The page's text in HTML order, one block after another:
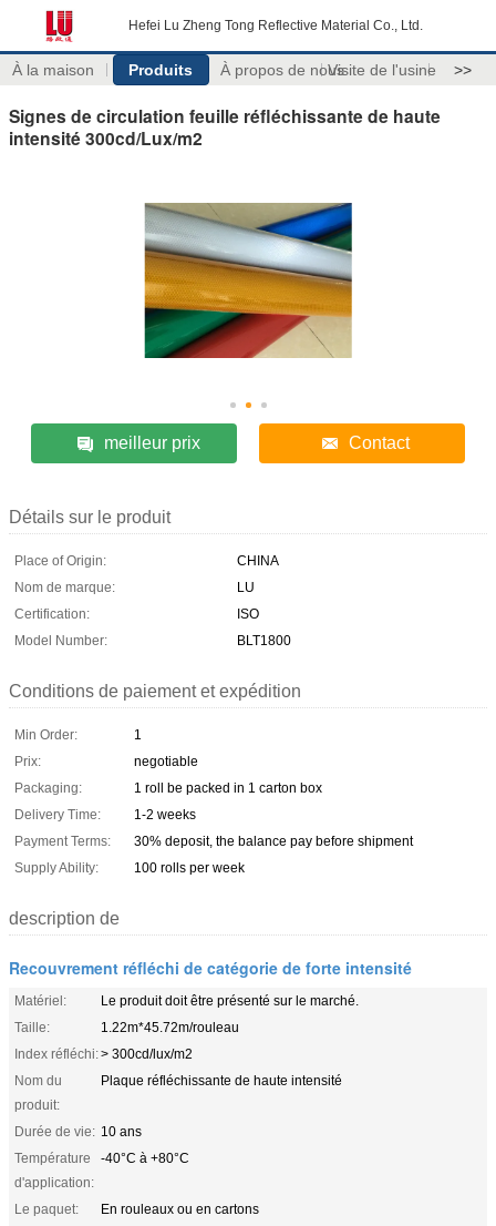
Hefei Lu Zheng Tong Reflective Material Co., Ltd.
À la maison Produits À propos de nousVisite de l'usine >>
Signes de circulation feuille réfléchissante de haute
intensité 300cd/Lux/m2
meilleur prix Contact
Détails sur le produit
Place of Origin:
CHINA
Nom de marque:
LU
Certification:
ISO
Model Number:
BLT1800
Conditions de paiement et expédition
Min Order:
1
Prix:
negotiable
Packaging:
1 roll be packed in 1 carton box
Delivery Time:
1-2 weeks
Payment Terms:
30% deposit, the balance pay before shipment
Supply Ability:
100 rolls per week
description de
Recouvrement réfléchi de catégorie de forte intensité
Matériel:
Le produit doit être présenté sur le marché.
Taille:
1.22m*45.72m/rouleau
Index réfléchi:> 300cd/lux/m2
Nom du
produit:
Plaque réfléchissante de haute intensité
Durée de vie: 10 ans
Température
d'application:
-40°C à +80°C
Le paquet:
En rouleaux ou en cartons